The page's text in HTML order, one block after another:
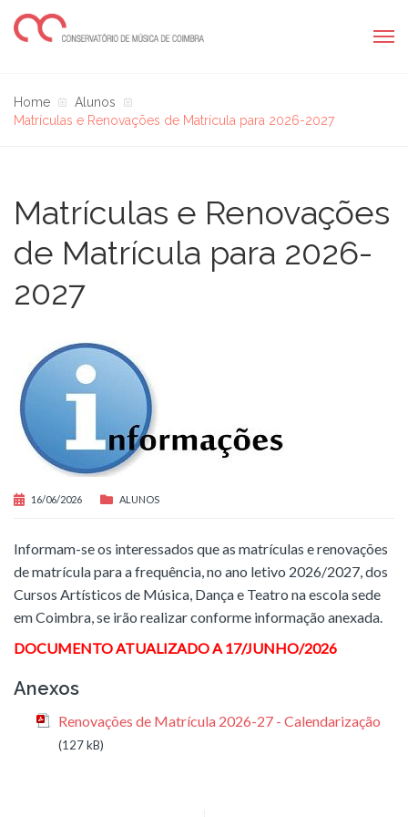
Home
Alunos
Matrículas e Renovações de Matrícula para 2026-2027
Matrículas e Renovações
de Matrícula para 2026-
2027
16/06/2026 ALUNOS
Informam-se os interessados que as matrículas e renovações
de matrícula para a frequência, no ano letivo 2026/2027, dos
Cursos Artísticos de Música, Dança e Teatro na escola sede
em Coimbra, se irão realizar conforme informação anexada.
DOCUMENTO ATUALIZADO A 17/JUNHO/2026
Anexos
Renovações de Matrícula 2026-27 - Calendarização
(127 kB)